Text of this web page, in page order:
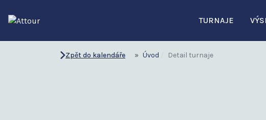
TURNAJE
Úvod Detail turnaje
Zpět do kalendáře